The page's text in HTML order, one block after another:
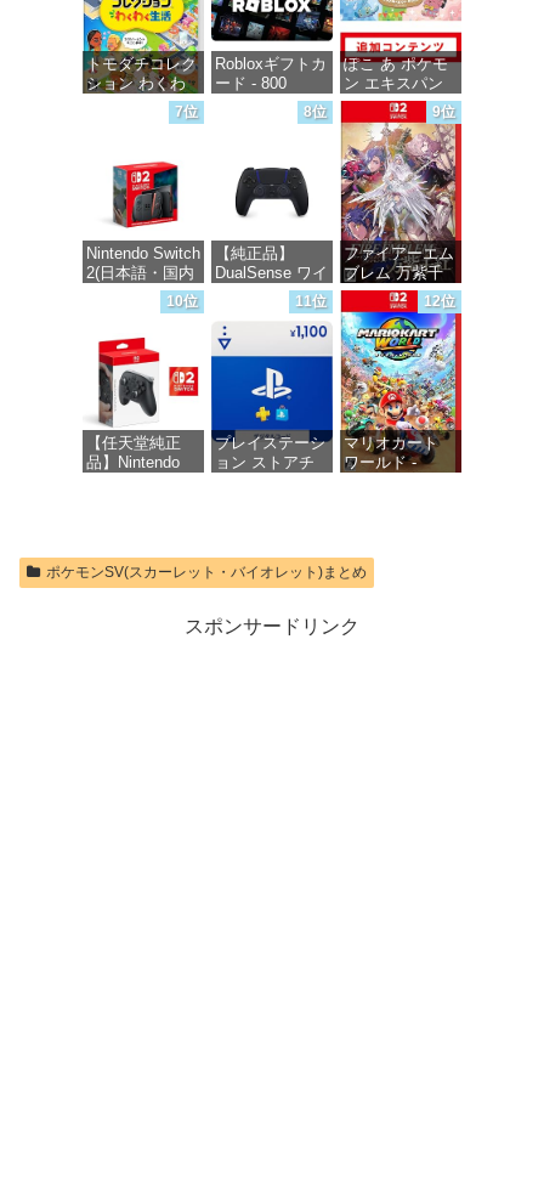
トモダチコレク
ション わくわ
く生活 -Switch
Robloxギフトカ
ード - 800
Robux 【限定バ
ーチャルアイテ
ームコード】
ロブロックス |
オンラインコー
ド版
価格：¥1,300
ぽこ あ ポケモ
ン エキスパン
ションパス|オン
ラインコード版
価格：¥4,400
7位
Nintendo Switch
2(日本語・国内
8位
【純正品】
DualSense ワイ
ヤレスコントロ
ーラー ミッド
ナイト ブラッ
ク(CFI-
ZCT2J01)
価格：¥10,737
9位
ファイアーエム
ブレム 万紫千
紅 -Switch2
価格：¥8,979
10位
【任天堂純正
品】Nintendo
Nintendo Switch
2 ロゴデザイン
11位
プレイステーシ
ョン ストアチ
価格：¥1,100
12位
マリオカート
ワールド -
ポケモンSV(スカーレット・バイオレット)まとめ
スポンサードリンク